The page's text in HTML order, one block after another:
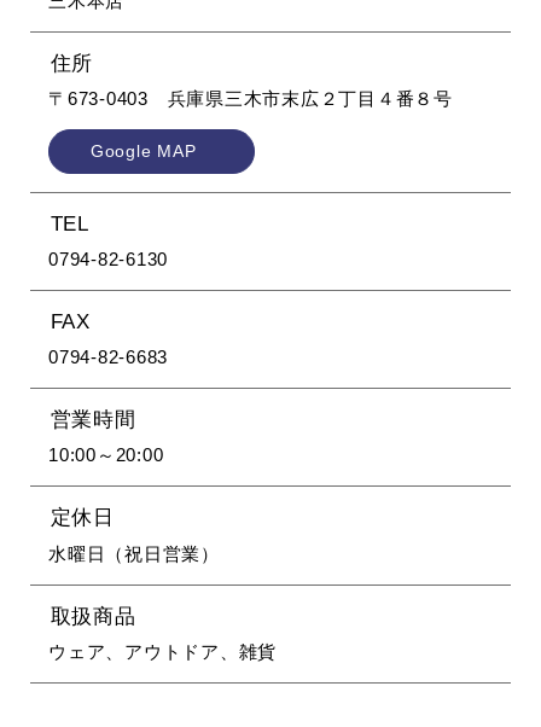
住所
〒673-0403 兵庫県三木市末広２丁目４番８号
Google MAP
TEL
0794-82-6130
FAX
0794-82-6683
営業時間
10:00～20:00
定休日
水曜日（祝日営業）
取扱商品
ウェア、アウトドア、雑貨